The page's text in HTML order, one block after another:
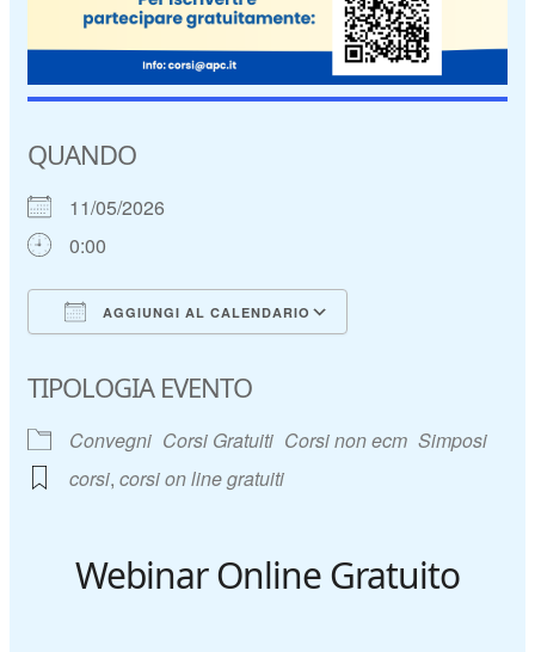
QUANDO
11/05/2026
0:00
AGGIUNGI AL CALENDARIO
TIPOLOGIA EVENTO
Convegni Corsi Gratuiti Corsi non ecm Simposi
corsi,corsi on line gratuiti
Webinar Online Gratuito